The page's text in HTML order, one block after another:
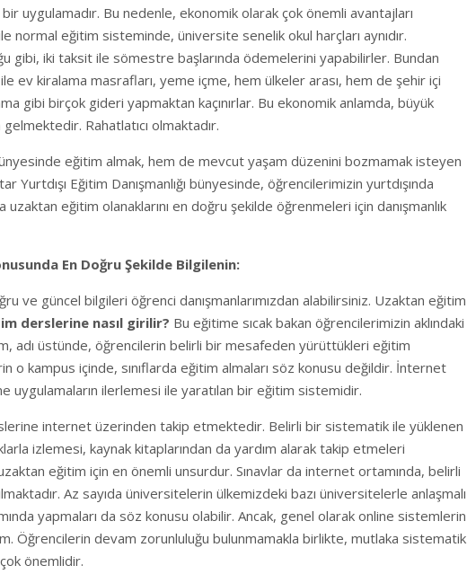
uygulamadır. Bu nedenle, ekonomik olarak çok önemli avantajları
normal eğitim sisteminde, üniversite senelik okul harçları aynıdır.
gibi, iki taksit ile sömestre başlarında ödemelerini yapabilirler. Bundan
ev kiralama masrafları, yeme içme, hem ülkeler arası, hem de şehir içi
gibi birçok gideri yapmaktan kaçınırlar. Bu ekonomik anlamda, büyük
Rahatlatıcı olmaktadır.
eğitim almak, hem de mevcut yaşam düzenini bozmamak isteyen
Yurtdışı Eğitim Danışmanlığı bünyesinde, öğrencilerimizin yurtdışında
eğitim olanaklarını en doğru şekilde öğrenmeleri için danışmanlık
En Doğru Şekilde Bilgilenin:
ve güncel bilgileri öğrenci danışmanlarımızdan alabilirsiniz. Uzaktan eğitim
derslerine nasıl girilir? Bu eğitime sıcak bakan öğrencilerimizin aklındaki
adı üstünde, öğrencilerin belirli bir mesafeden yürüttükleri eğitim
o kampus içinde, sınıflarda eğitim almaları söz konusu değildir. İnternet
uygulamaların ilerlemesi ile yaratılan bir eğitim sistemidir.
internet üzerinden takip etmektedir. Belirli bir sistematik ile yüklenen
izlemesi, kaynak kitaplarından da yardım alarak takip etmeleri
eğitim için en önemli unsurdur. Sınavlar da internet ortamında, belirli
Az sayıda üniversitelerin ülkemizdeki bazı üniversitelerle anlaşmalı
yapmaları da söz konusu olabilir. Ancak, genel olarak online sistemlerin
Öğrencilerin devam zorunluluğu bulunmamakla birlikte, mutlaka sistematik
önemlidir.